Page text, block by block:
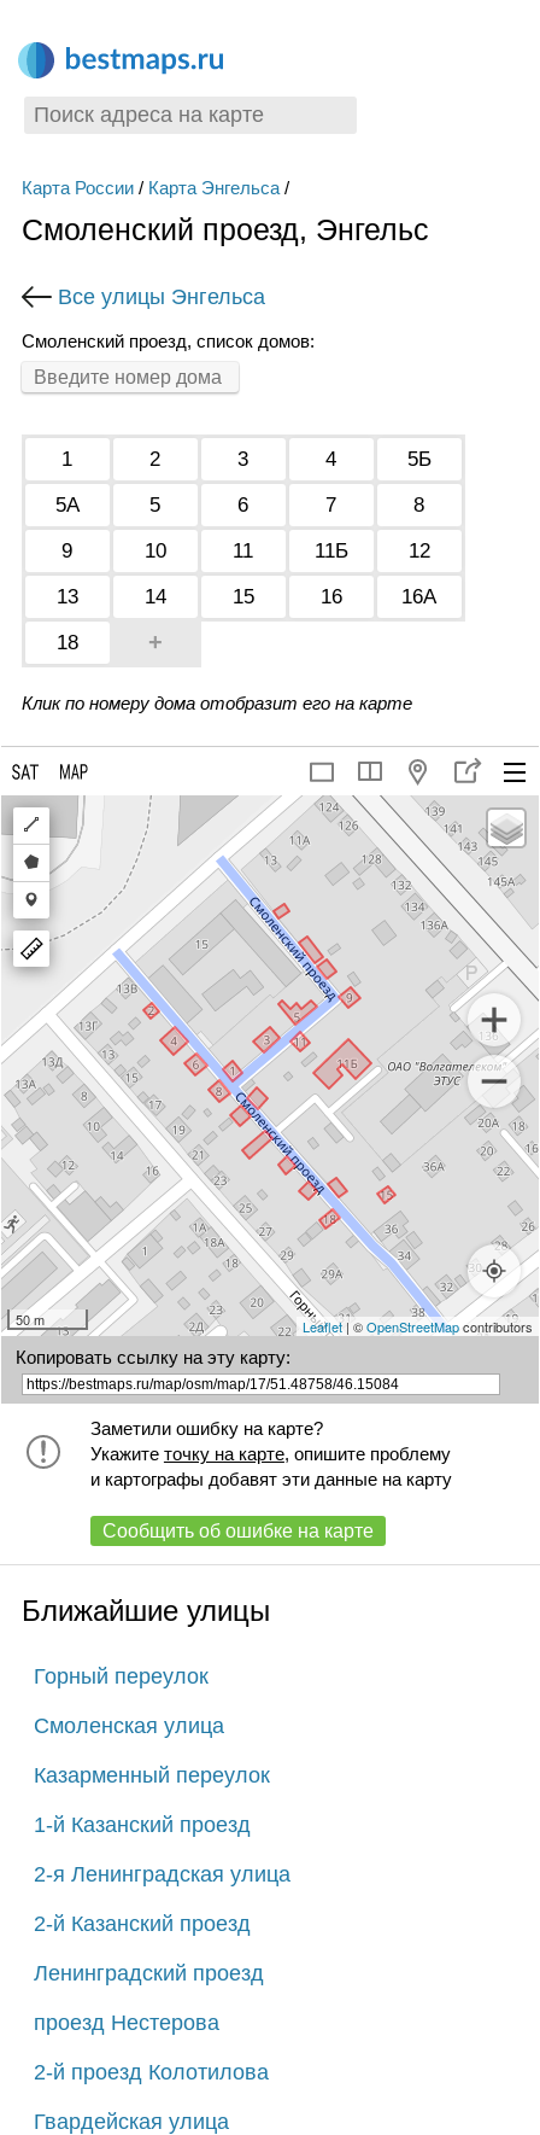
Карта России/ Карта Энгельса/
Смоленский проезд, Энгельс
Все улицы Энгельса
Смоленский проезд, список домов:
1 2 3 4
5Б
5А
5 6 7
8
9
10 11 11Б
12
13
14 15 16
16А
18
+
Клик по номеру дома отобразит его на карте
Draw
a
polyline
Draw
a
polygon
Draw
a
marker
50 m Leaflet| ©OpenStreetMapcontributors
Копировать ссылку на эту карту:
Заметили ошибку на карте?
Укажите точку на карте, опишите проблему
и картографы добавят эти данные на карту
Сообщить об ошибке на карте
Ближайшие улицы
Горный переулок
Смоленская улица
Казарменный переулок
1-й Казанский проезд
2-я Ленинградская улица
2-й Казанский проезд
Ленинградский проезд
проезд Нестерова
2-й проезд Колотилова
Гвардейская улица